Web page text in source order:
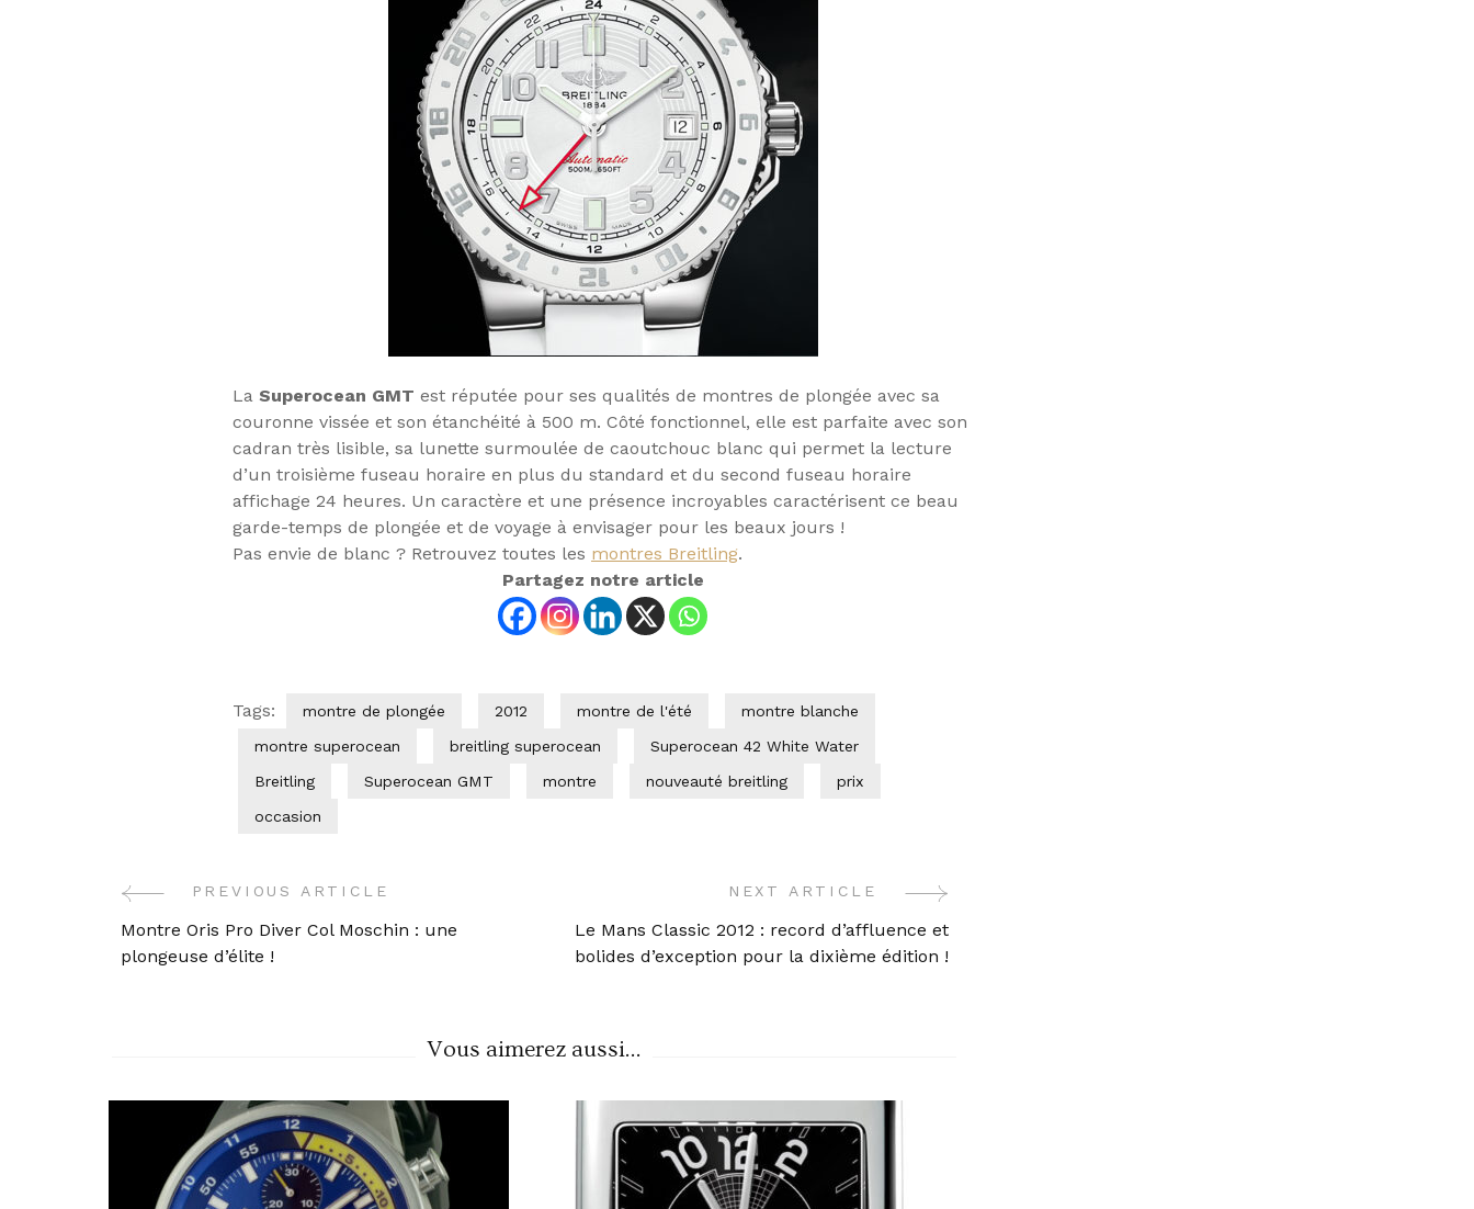
La Superocean GMT est réputée pour ses qualités de montres de plongée avec sa
couronne vissée et son étanchéité à 500 m. Côté fonctionnel, elle est parfaite avec son
cadran très lisible, sa lunette surmoulée de caoutchouc blanc qui permet la lecture
d’un troisième fuseau horaire en plus du standard et du second fuseau horaire
affichage 24 heures. Un caractère et une présence incroyables caractérisent ce beau
garde-temps de plongée et de voyage à envisager pour les beaux jours !
Pas envie de blanc ? Retrouvez toutes les montres Breitling.
Partagez notre article
Tags: montre de plongée 2012 montre de l'été
montre blanche
montre superocean
breitling superocean
Superocean 42 White Water
Breitling
Superocean GMT montre nouveauté breitling
prix
occasion
Post
Navigation
PREVIOUS ARTICLE
Montre Oris Pro Diver Col Moschin : une
plongeuse d’élite !
NEXT ARTICLE
Le Mans Classic 2012 : record d’affluence et
bolides d’exception pour la dixième édition !
Vous aimerez aussi...